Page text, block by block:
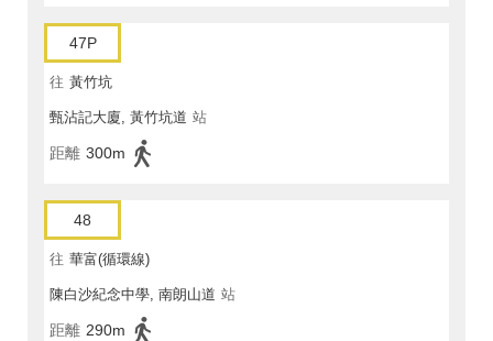
47P
往 黃竹坑
甄沾記大廈, 黃竹坑道 站
距離 300m
48
往 華富(循環線)
陳白沙紀念中學, 南朗山道 站
距離 290m